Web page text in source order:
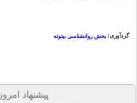
گردآوری: بخش روانشناسی بیتوته
پیشنهاد امروز